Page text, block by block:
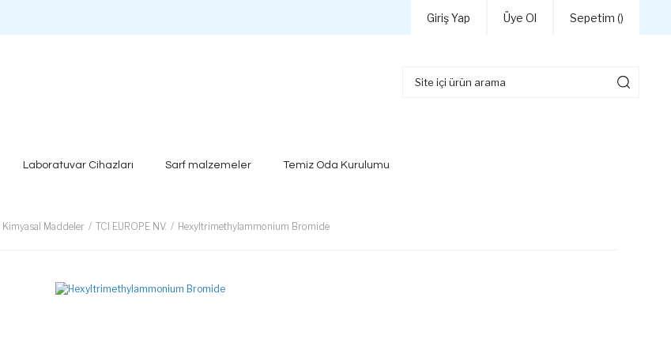
Giriş Yap Üye Ol Sepetim ()
Laboratuvar Cihazları Sarf malzemeler Temiz Oda Kurulumu
Kimyasal Maddeler TCI EUROPE NV. Hexyltrimethylammonium Bromide